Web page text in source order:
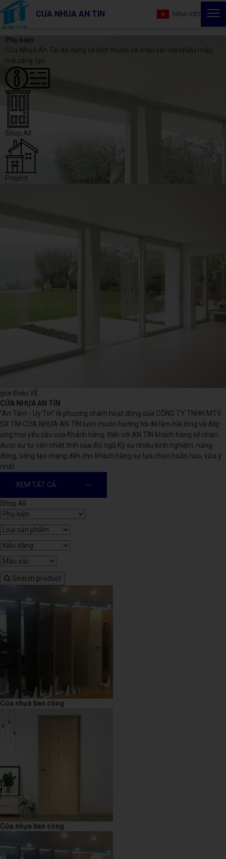
CUA NHUA AN TIN TIẾNG VIỆT
Phụ kiện
Cửa Nhựa An Tín đa dạng về kích thước và màu sắc với nhiều mẫu
mã sáng tạo.
Shop All
Project
giới thiệu VỀ
CỬA NHỰA AN TÍN
“An Tâm - Uy Tín” là phương châm hoạt động của CÔNG TY TNHH MTV
SX TM CỬA NHỰA AN TÍN luôn muốn hướng tới để làm hài lòng và đáp
ứng mọi yêu cầu của Khách hàng. Đến với AN TÍN khách hàng sẽ nhận
được sự tư vấn nhiệt tình của đội ngũ Kỹ sư nhiều kinh nghiệm, năng
động, sáng tạo mang đến cho khách hàng sự lựa chọn hoàn hảo, vừa ý
nhất.
XEM TẤT CẢ
Shop All
Search product
Cửa nhựa ban công
Cửa nhựa ban công